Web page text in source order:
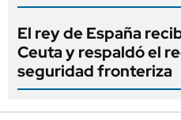
El rey de España
Ceuta y respaldó el
seguridad fronteriza